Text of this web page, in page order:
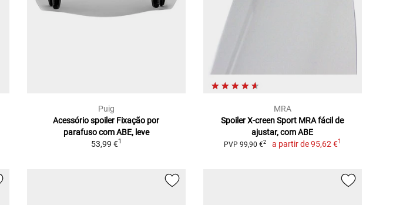
Puig
Acessório spoiler Fixação por
parafuso com ABE, leve
53,99 €1
MRA
Spoiler X-creen Sport MRA fácil de
ajustar, com ABE
PVP 99,90 €2 a partir de95,62 €1